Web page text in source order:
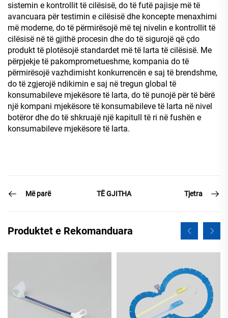
sistemin e kontrollit të cilësisë, do të futë pajisje më të
avancuara për testimin e cilësisë dhe koncepte menaxhimi
më moderne, do të përmirësojë më tej nivelin e kontrollit të
cilësisë në të gjithë procesin dhe do të sigurojë që çdo
produkt të plotësojë standardet më të larta të cilësisë. Me
përpjekje të pakomprometueshme, kompania do të
përmirësojë vazhdimisht konkurrencën e saj të brendshme,
do të zgjerojë ndikimin e saj në tregun global të
konsumabileve mjekësore të larta, do të punojë për të bërë
një kompani mjekësore të konsumabileve të larta në nivel
botëror dhe do të shkruajë një kapitull të ri në fushën e
konsumabileve mjekësore të larta.
Më parë TË GJITHA Tjetra
Produktet e Rekomanduara